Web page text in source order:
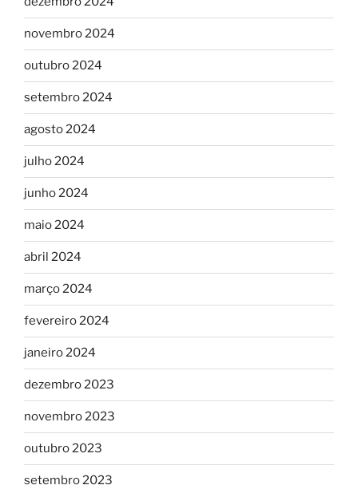
novembro 2024
outubro 2024
setembro 2024
agosto 2024
julho 2024
junho 2024
maio 2024
abril 2024
março 2024
fevereiro 2024
janeiro 2024
dezembro 2023
novembro 2023
outubro 2023
setembro 2023